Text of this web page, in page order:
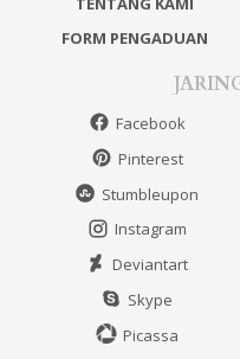
FORM PENGADUAN
Facebook
Pinterest
Stumbleupon
Instagram
Deviantart
Skype
Picassa